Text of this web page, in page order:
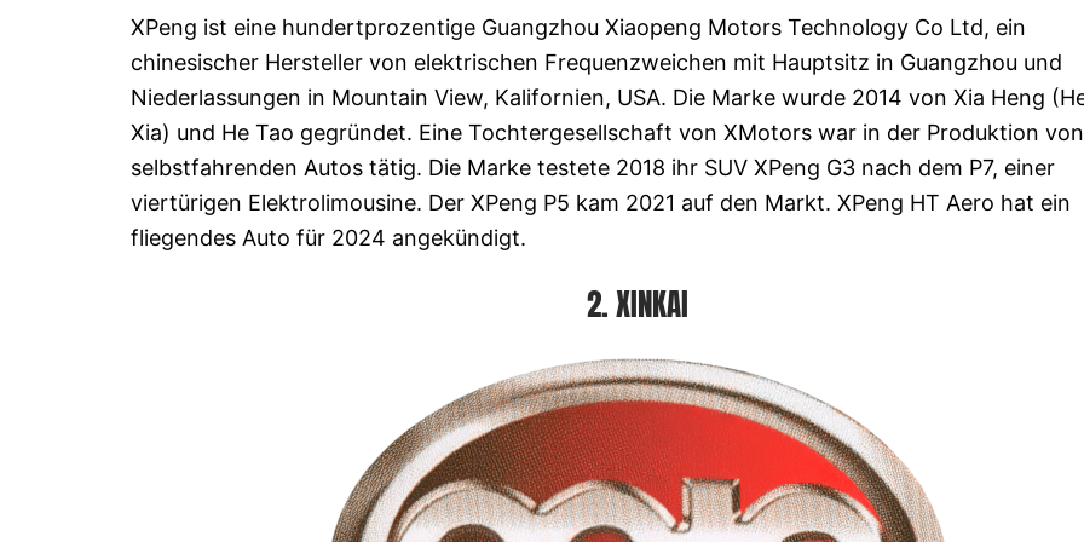
XPeng ist eine hundertprozentige Guangzhou Xiaopeng Motors Technology Co Ltd, ein
chinesischer Hersteller von elektrischen Frequenzweichen mit Hauptsitz in Guangzhou und
Niederlassungen in Mountain View, Kalifornien, USA. Die Marke wurde 2014 von Xia Heng
Xia) und He Tao gegründet. Eine Tochtergesellschaft von XMotors war in der Produktion von
selbstfahrenden Autos tätig. Die Marke testete 2018 ihr SUV XPeng G3 nach dem P7, einer
viertürigen Elektrolimousine. Der XPeng P5 kam 2021 auf den Markt. XPeng HT Aero hat ein
fliegendes Auto für 2024 angekündigt.
2. XINKAI